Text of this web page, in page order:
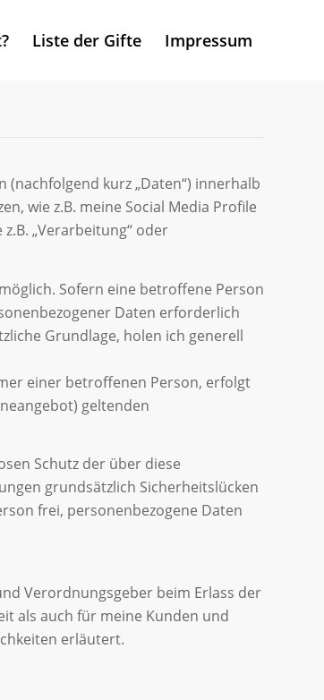
Liste der Gifte Impressum
kurz „Daten“) innerhalb
wie z.B. meine Social Media Profile
„Verarbeitung“ oder
Sofern eine betroffene Person
Daten erforderlich
Grundlage, holen ich generell
einer betroffenen Person, erfolgt
geltenden
Schutz der über diese
grundsätzlich Sicherheitslücken
frei, personenbezogene Daten
Verordnungsgeber beim Erlass der
als auch für meine Kunden und
erläutert.